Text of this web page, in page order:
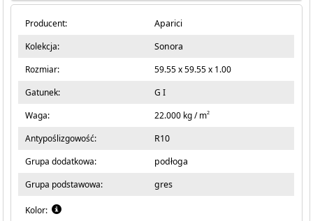
Producent:
Aparici
Kolekcja:
Sonora
Rozmiar:
59.55 x 59.55 x 1.00
Gatunek:
G I
Waga:
22.000 kg / m2
Antypoślizgowość:
R10
Grupa dodatkowa:
podłoga
Grupa podstawowa:
gres
Kolor: